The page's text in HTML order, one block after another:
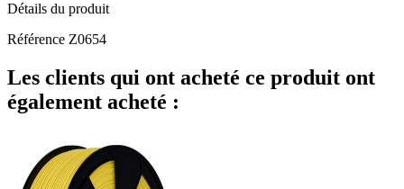
Détails du produit
Référence Z0654
Les clients qui ont acheté ce produit ont
également acheté :